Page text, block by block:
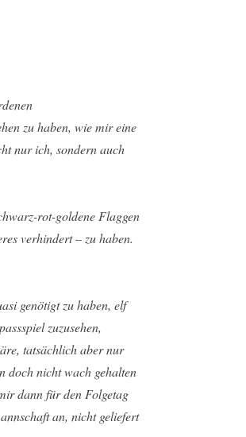
zu haben, wie mir eine
nur ich, sondern auch
rot-goldene Flaggen
verhindert – zu haben.
genötigt zu haben, elf
zuzusehen,
tatsächlich aber nur
doch nicht wach gehalten
dann für den Folgetag
an, nicht geliefert